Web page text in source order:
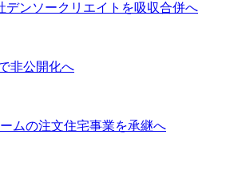
デンソークリエイトを吸収合併へ
非公開化へ
ムの注文住宅事業を承継へ